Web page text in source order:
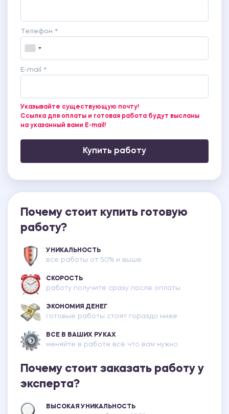
Телефон *
E-mail *
Указывайте существующую почту!
Ссылка для оплаты и готовая работа будут высланы
на указанный вами E-mail!
Купить работу
Почему стоит купить готовую
работу?
УНИКАЛЬНОСТЬ
все работы от 50% и выше
СКОРОСТЬ
работу получите сразу после оплаты
ЭКОНОМИЯ ДЕНЕГ
готовые работы стоят гораздо ниже
ВСЕ В ВАШИХ РУКАХ
меняйте в работе всё что вам нужно
Почему стоит заказать работу у
эксперта?
ВЫСОКАЯ УНИКАЛЬНОСТЬ